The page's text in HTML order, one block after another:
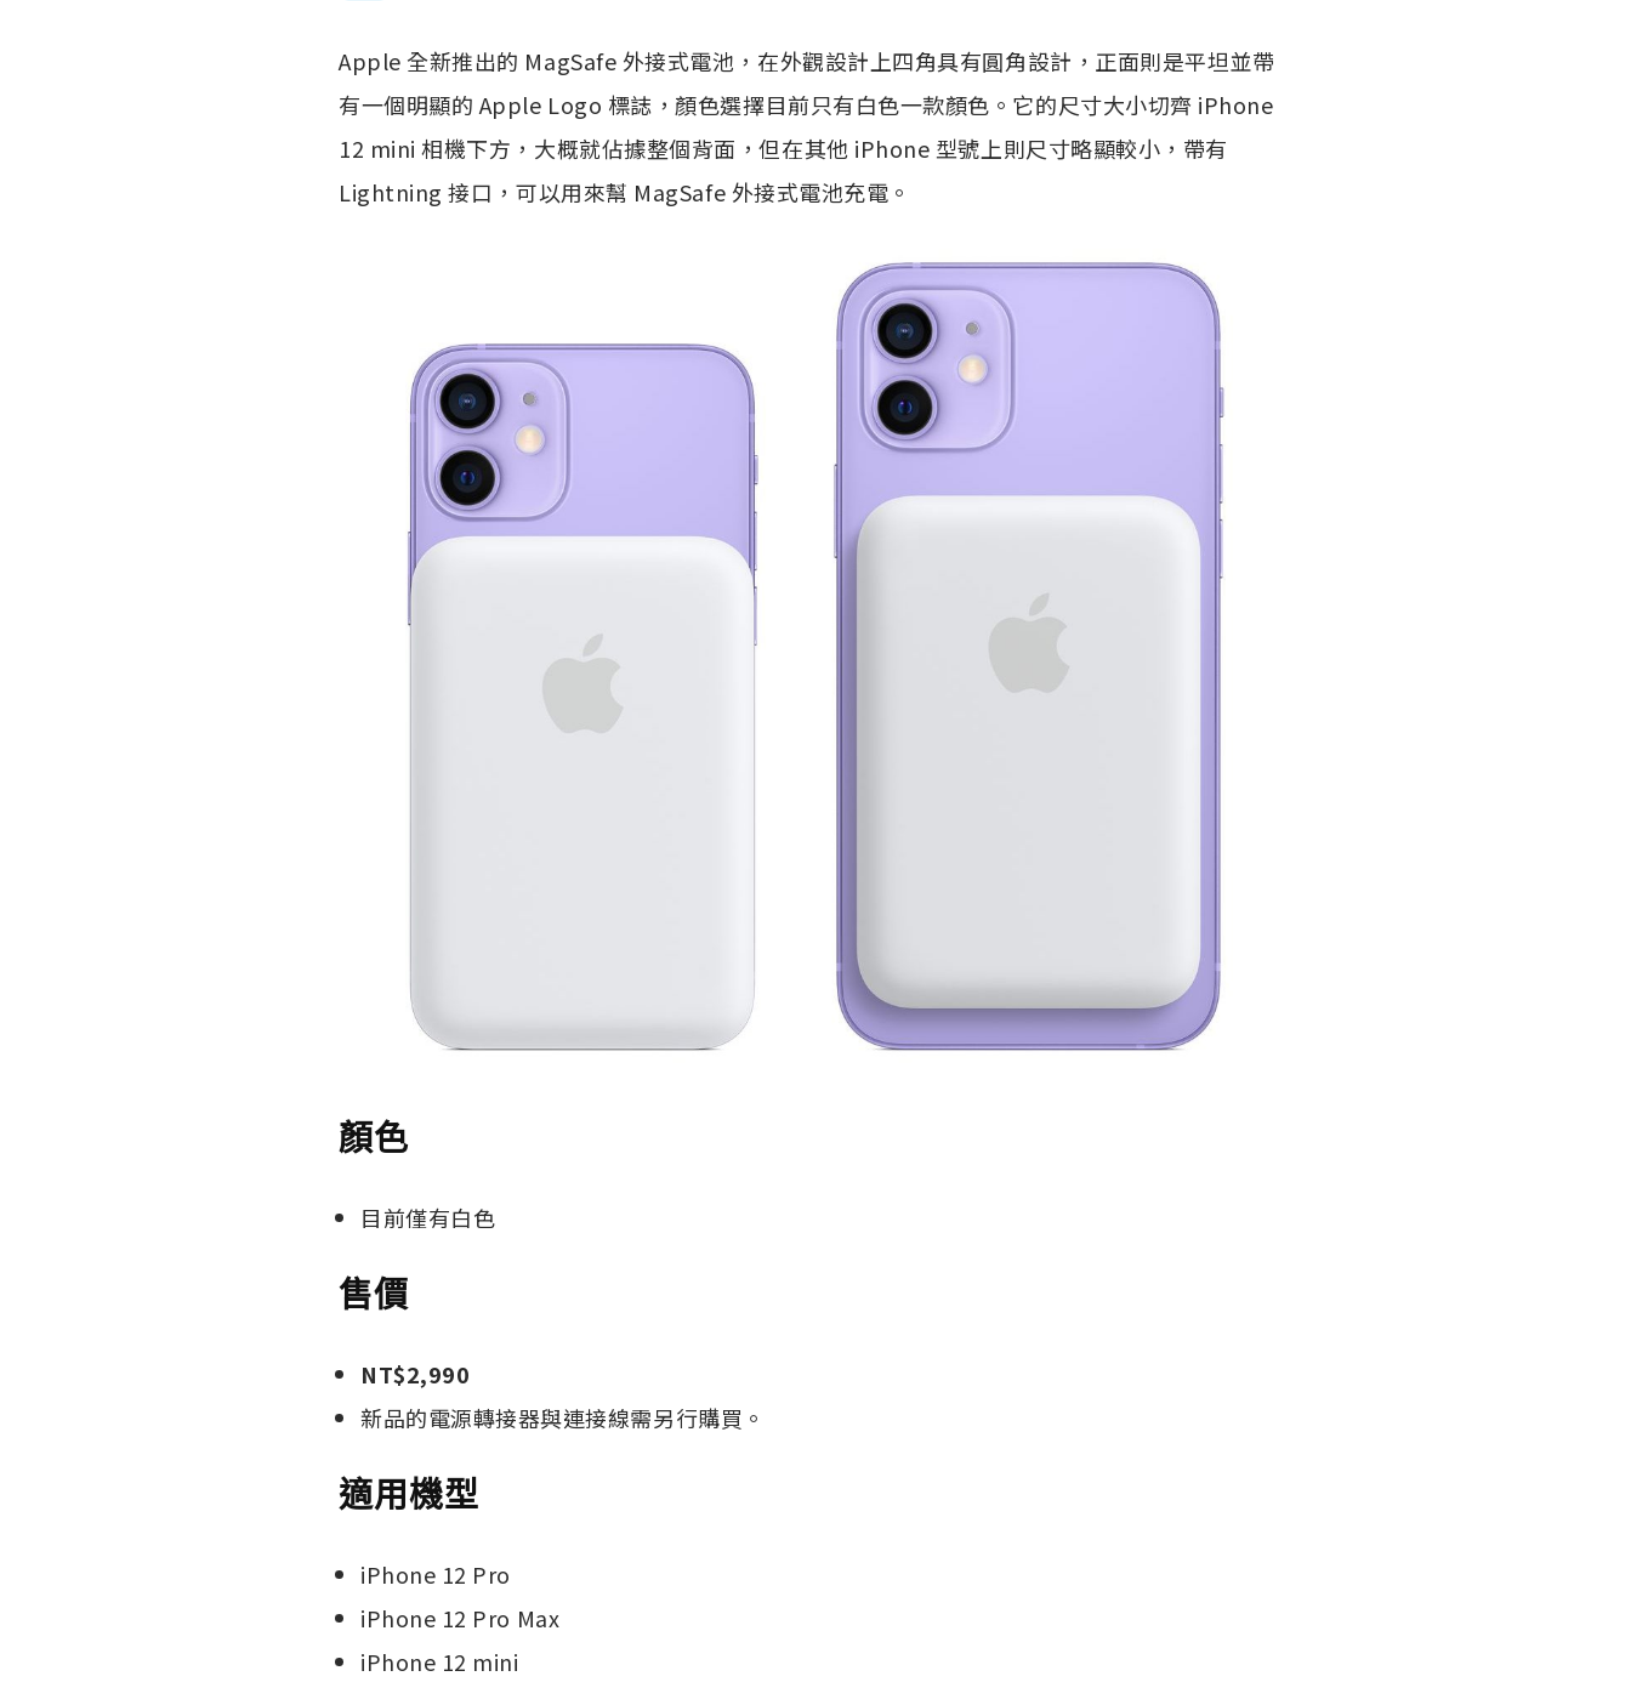
Apple 全新推出的 MagSafe 外接式電池，在外觀設計上四角具有圓角設計，正面則是平坦並帶
有一個明顯的 Apple Logo 標誌，顏色選擇目前只有白色一款顏色。它的尺寸大小切齊 iPhone
12 mini 相機下方，大概就佔據整個背面，但在其他 iPhone 型號上則尺寸略顯較小，帶有
Lightning 接口，可以用來幫 MagSafe 外接式電池充電。
顏色
目前僅有白色
售價
NT$2,990
新品的電源轉接器與連接線需另行購買。
適用機型
iPhone 12 Pro
iPhone 12 Pro Max
iPhone 12 mini